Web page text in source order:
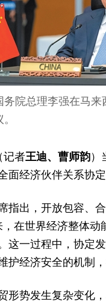
务院总理李强在马
者王迪、曹师韵）
面经济伙伴关系协定
指出，开放包容、
在世界经济整体
这一过程中，协定
护经济安全的机制
形势发生复杂变化